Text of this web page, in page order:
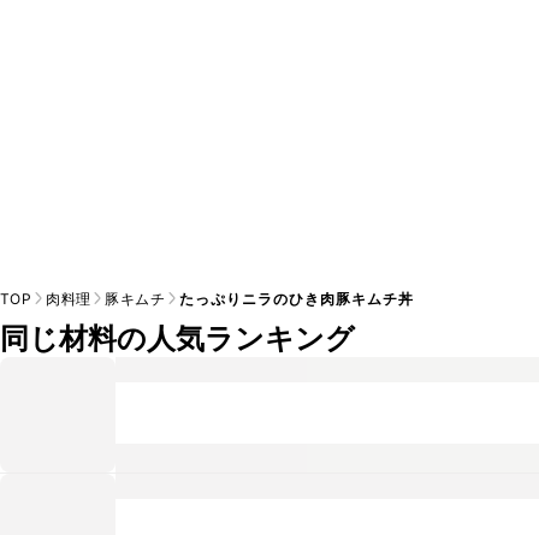
TOP 肉料理 豚キムチ たっぷりニラのひき肉豚キムチ丼
同じ材料の人気ランキング